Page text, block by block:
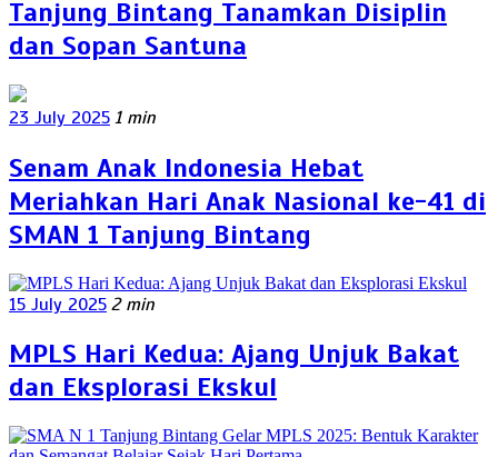
Tanjung Bintang Tanamkan Disiplin
dan Sopan Santuna
23 July 2025 1 min
Senam Anak Indonesia Hebat
Meriahkan Hari Anak Nasional ke-41 di
SMAN 1 Tanjung Bintang
15 July 2025 2 min
MPLS Hari Kedua: Ajang Unjuk Bakat
dan Eksplorasi Ekskul